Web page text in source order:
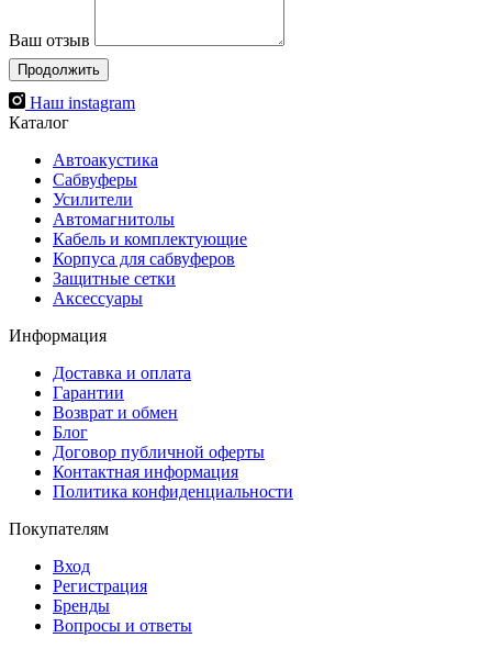
Ваш отзыв
Продолжить
Наш instagram
Каталог
Автоакустика
Сабвуферы
Усилители
Автомагнитолы
Кабель и комплектующие
Корпуса для сабвуферов
Защитные сетки
Аксессуары
Информация
Доставка и оплата
Гарантии
Возврат и обмен
Блог
Договор публичной оферты
Контактная информация
Политика конфиденциальности
Покупателям
Вход
Регистрация
Бренды
Вопросы и ответы